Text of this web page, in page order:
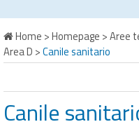
Home >Homepage >Aree
Area D >Canile sanitario
Canile